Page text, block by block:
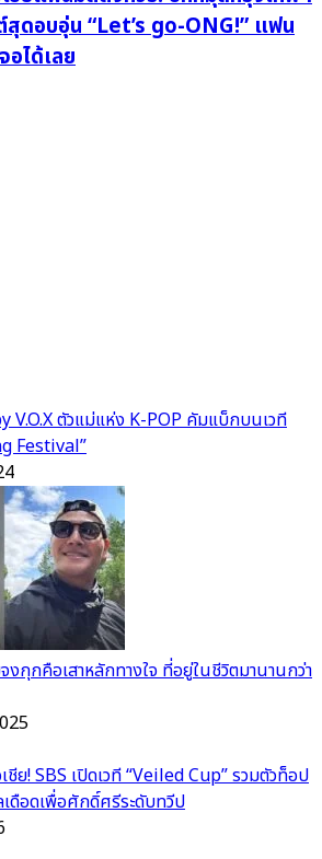
สุดอบอุ่น “Let’s go-ONG!” แฟน
อได้เลย
V.O.X ตัวแม่แห่ง K-POP คัมแบ็กบนเวที
Festival”
งกุกคือเสาหลักทางใจ ที่อยู่ในชีวิตมานานกว่า
ชีย! SBS เปิดเวที “Veiled Cup” รวมตัวท็อป
เดือดเพื่อศักดิ์ศรีระดับทวีป